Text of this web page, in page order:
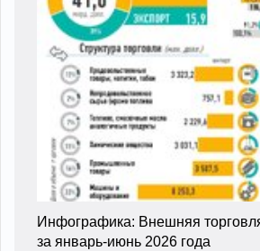
Инфографика: Внешняя
за январь-июнь 2026 года